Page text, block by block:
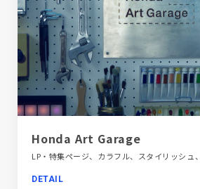
Honda Art Garage
DETAIL